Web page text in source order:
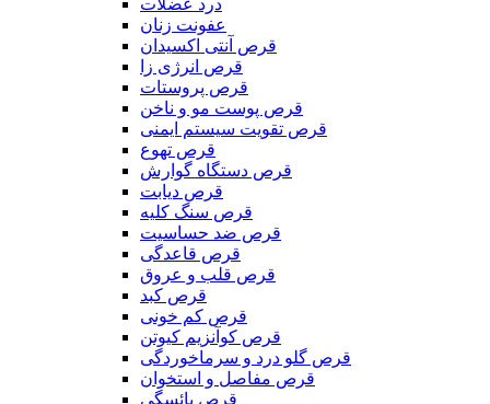
درد عضلات
عفونت زنان
قرص آنتی اکسیدان
قرص انرژی زا
قرص پروستات
قرص پوست مو و ناخن
قرص تقویت سیستم ایمنی
قرص تهوع
قرص دستگاه گوارش
قرص دیابت
قرص سنگ کلیه
قرص ضد حساسیت
قرص قاعدگی
قرص قلب و عروق
قرص کبد
قرص کم خونی
قرص کوآنزیم کیوتن
قرص گلو درد و سرماخوردگی
قرص مفاصل و استخوان
قرص یائسگی